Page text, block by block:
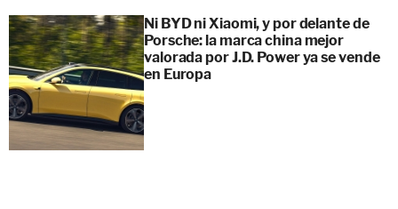
Ni BYD ni Xiaomi, y por delante de
Porsche: la marca china mejor
valorada por J.D. Power ya se vende
en Europa